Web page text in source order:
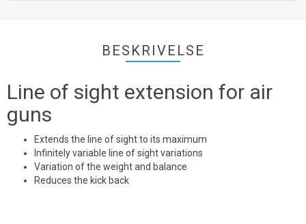
BESKRIVELSE
Line of sight extension for air
guns
Extends the line of sight to its maximum
Infinitely variable line of sight variations
Variation of the weight and balance
Reduces the kick back